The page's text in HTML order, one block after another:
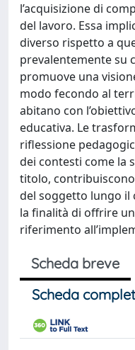
l’acquisizione di
del lavoro. Essa
diverso rispetto a
prevalentemente su
promuove una
modo fecondo al
abitano con
educativa. Le
riflessione
dei contesti come la
titolo,
del soggetto lungo il
la finalità di offrire
riferimento
Scheda breve
Scheda